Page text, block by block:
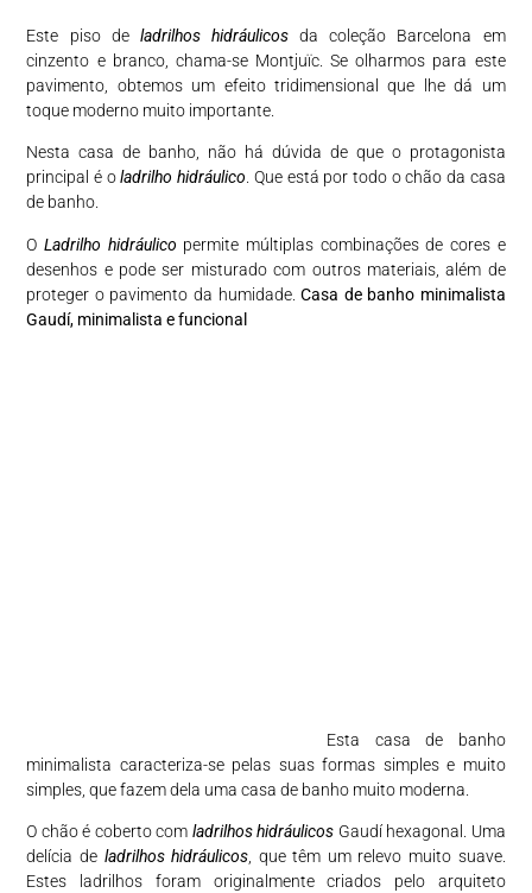
Este piso de ladrilhos hidráulicos da coleção Barcelona em
cinzento e branco, chama-se Montjuïc. Se olharmos para este
pavimento, obtemos um efeito tridimensional que lhe dá um
toque moderno muito importante.
Nesta casa de banho, não há dúvida de que o protagonista
principal é oladrilho hidráulico. Que está por todo o chão da casa
de banho.
OLadrilho hidráulico permite múltiplas combinações de cores e
desenhos e pode ser misturado com outros materiais, além de
proteger o pavimento da humidade.Casa de banho minimalista
Gaudí, minimalista e funcional
Esta casa de banho
minimalista caracteriza-se pelas suas formas simples e muito
simples, que fazem dela uma casa de banho muito moderna.
O chão é coberto com ladrilhos hidráulicos Gaudí hexagonal. Uma
delícia de ladrilhos hidráulicos , que têm um relevo muito suave.
Estes ladrilhos foram originalmente criados pelo arquiteto